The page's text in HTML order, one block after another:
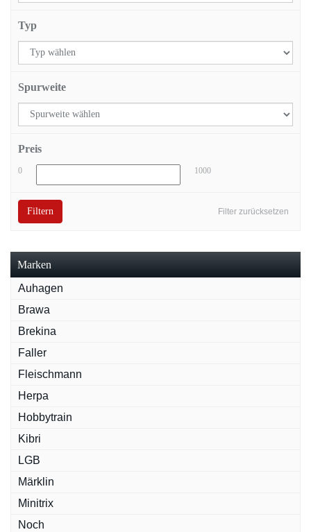
Typ
Spurweite
Preis
0 1000
Filter zurücksetzen
Filtern
Marken
Auhagen
Brawa
Brekina
Faller
Fleischmann
Herpa
Hobbytrain
Kibri
LGB
Märklin
Minitrix
Noch